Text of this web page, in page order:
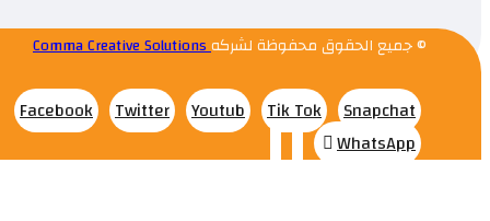
© جميع الحقوق محفوظة لشركهComma Creative Solutions
Facebook Twitter Youtub Tik Tok
Snapchat
WhatsApp